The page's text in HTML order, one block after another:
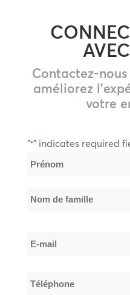
Contactez-
améliorez
votre
"*" indicates required
Nom
Prénom
de
E-
Téléphone